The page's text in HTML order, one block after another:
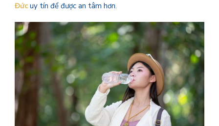
Đức uy tín để được an tâm hơn.